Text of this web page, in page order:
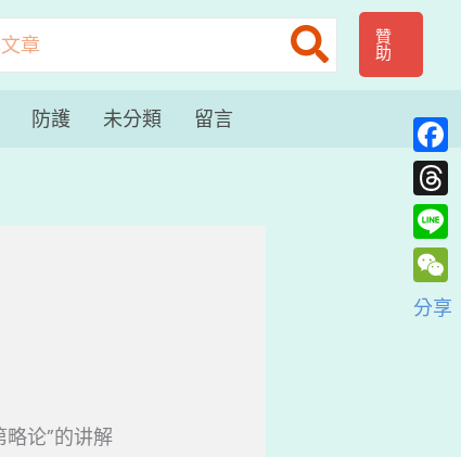
贊
助
防護 未分類 留言
论”的讲解
Line
分享